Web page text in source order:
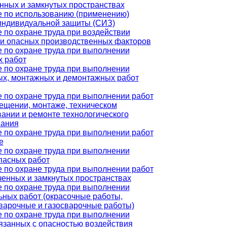
и замкнутых пространствах
по использованию (применению)
защиты (СИЗ)
по охране труда при воздействии
опасных производственных факторов
по охране труда при выполнении
работ
по охране труда при выполнении
монтажных и демонтажных работ
по охране труда при выполнении работ
монтаже, техническом
и ремонте технологического
по охране труда при выполнении работ
по охране труда при выполнении
работ
по охране труда при выполнении работ
и замкнутых пространствах
по охране труда при выполнении
работ (окрасочные работы,
и газосварочные работы)
по охране труда при выполнении
с опасностью воздействия